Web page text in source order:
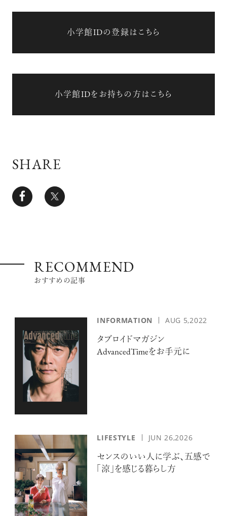
小学館IDの登録はこちら
小学館IDをお持ちの方はこちら
SHARE
RECOMMEND
おすすめの記事
INFORMATION AUG 5,2022
タブロイドマガジン
AdvancedTimeをお手元に
LIFESTYLE JUN 26,2026
センスのいい人に学ぶ、五感で
「涼」を感じる暮らし方